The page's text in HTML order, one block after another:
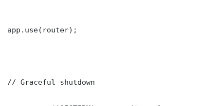
app.use(router);
// Graceful shutdown